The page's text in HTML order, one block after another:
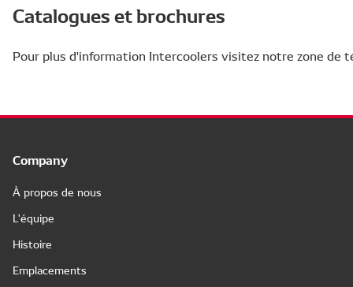
Catalogues et brochures
Pour plus d'information Intercoolers visitez notre zone de
Company
À propos de nous
L'équipe
Histoire
Emplacements